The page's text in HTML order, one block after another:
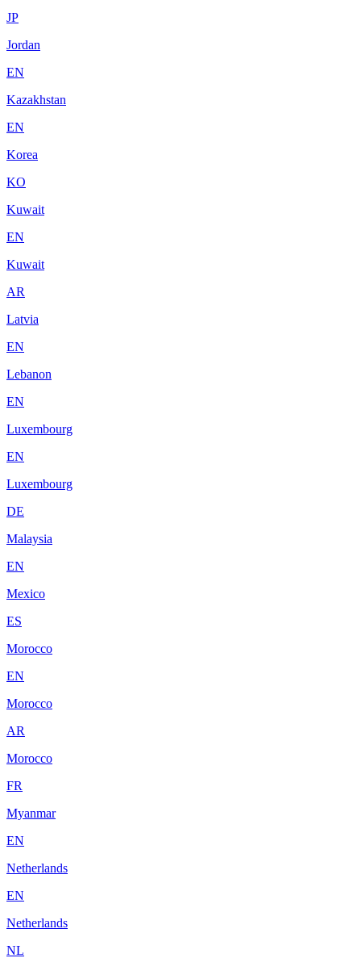
JP
Jordan
EN
Kazakhstan
EN
Korea
KO
Kuwait
EN
Kuwait
AR
Latvia
EN
Lebanon
EN
Luxembourg
EN
Luxembourg
DE
Malaysia
EN
Mexico
ES
Morocco
EN
Morocco
AR
Morocco
FR
Myanmar
EN
Netherlands
EN
Netherlands
NL